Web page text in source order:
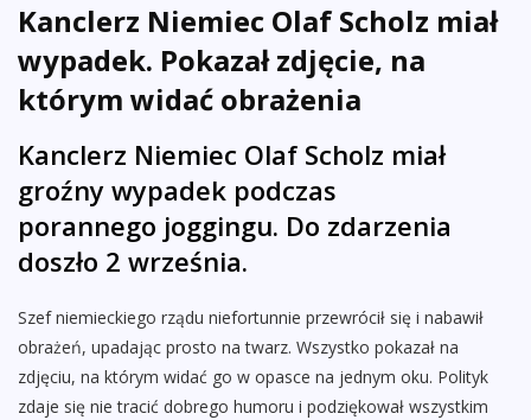
Kanclerz Niemiec Olaf Scholz miał
wypadek. Pokazał zdjęcie, na
którym widać obrażenia
Kanclerz Niemiec Olaf Scholz miał
groźny wypadek podczas
porannego joggingu. Do zdarzenia
doszło 2 września.
Szef niemieckiego rządu niefortunnie przewrócił się i nabawił
obrażeń, upadając prosto na twarz. Wszystko pokazał na
zdjęciu, na którym widać go w opasce na jednym oku. Polityk
zdaje się nie tracić dobrego humoru i podziękował wszystkim